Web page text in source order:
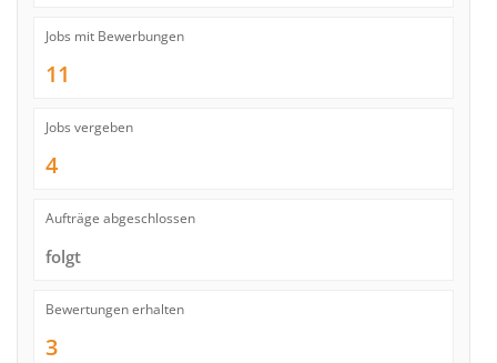
Jobs mit Bewerbungen
11
Jobs vergeben
4
Aufträge abgeschlossen
folgt
Bewertungen erhalten
3